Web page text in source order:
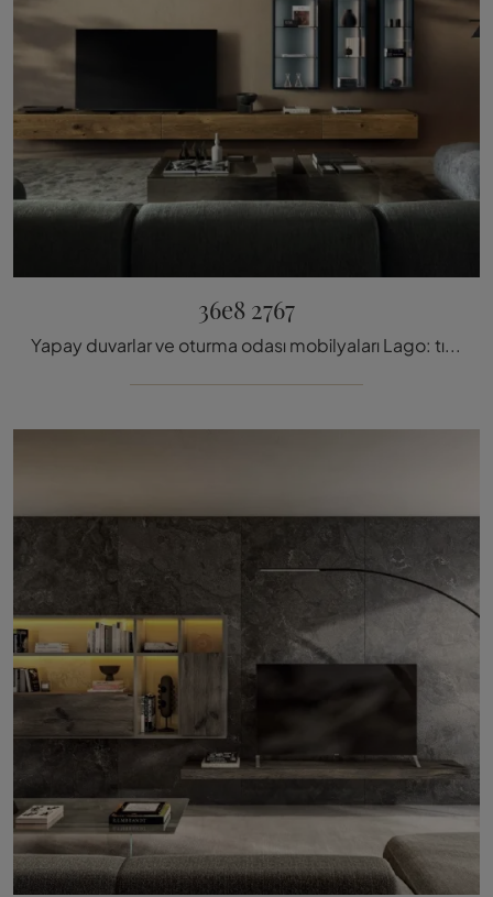
36e8 2767
Yapay duvarlar ve oturma odası mobilyaları Lago: tıkla ve modern her türlü odayı zenginleştirebileceğin